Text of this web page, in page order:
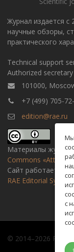
Журнал издается с
научные обзоры,
практического
Technical support
Authorized
101000,
+7 (499) 705-
edition@rae.ru
Материалы
Commons
Сайт работает на
RAE Editorial System
© 2014–2026
Мы
с